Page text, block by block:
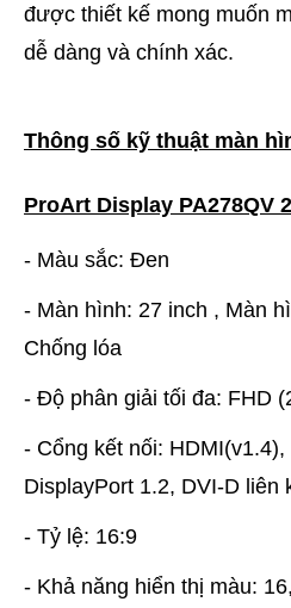
được thiết kế mong muốn
dễ dàng và chính xác.
Thông số kỹ thuật màn
ProArt Display PA278QV
- Màu sắc: Đen
- Màn hình: 27 inch , Màn
Chống lóa
- Độ phân giải tối đa: FHD
- Cổng kết nối:
DisplayPort 1.2, DVI-D liên
- Tỷ lệ: 16:9
- Khả năng hiển thị màu: